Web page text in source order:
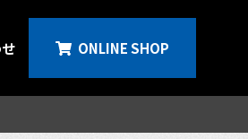
ONLINE SHOP